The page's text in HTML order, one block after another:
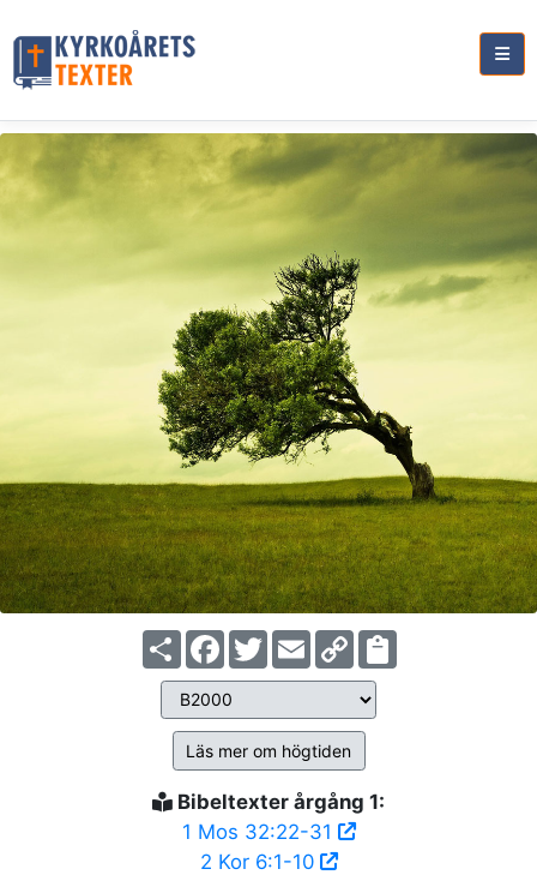
ShareFacebook
TwitterEmailCopy
Link
Läs mer om högtiden
Bibeltexter årgång 1:
1 Mos 32:22-31
2 Kor 6:1-10